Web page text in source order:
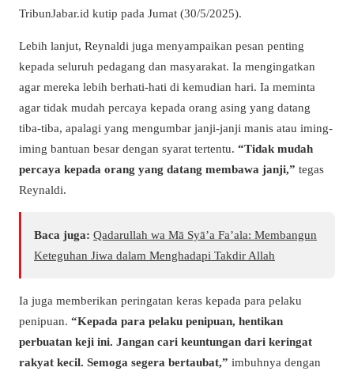
TribunJabar.id kutip pada Jumat (30/5/2025).
Lebih lanjut, Reynaldi juga menyampaikan pesan penting
kepada seluruh pedagang dan masyarakat. Ia mengingatkan
agar mereka lebih berhati-hati di kemudian hari. Ia meminta
agar tidak mudah percaya kepada orang asing yang datang
tiba-tiba, apalagi yang mengumbar janji-janji manis atau iming-
iming bantuan besar dengan syarat tertentu. “Tidak mudah
percaya kepada orang yang datang membawa janji,” tegas
Reynaldi.
Baca juga: Qadarullah wa Mā Syā’a Fa’ala: Membangun
Keteguhan Jiwa dalam Menghadapi Takdir Allah
Ia juga memberikan peringatan keras kepada para pelaku
penipuan. “Kepada para pelaku penipuan, hentikan
perbuatan keji ini. Jangan cari keuntungan dari keringat
rakyat kecil. Semoga segera bertaubat,” imbuhnya dengan